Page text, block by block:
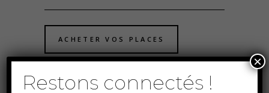
ACHETER VOS PLACES
Restons connectés !
×